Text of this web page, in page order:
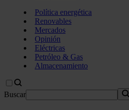
Política energética
Renovables
Mercados
Opinión
Eléctricas
Petróleo & Gas
Almacenamiento
Buscar